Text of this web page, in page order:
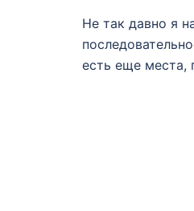
Не так давно я
есть еще места,